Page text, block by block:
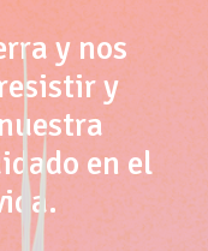
y nos
y
en el